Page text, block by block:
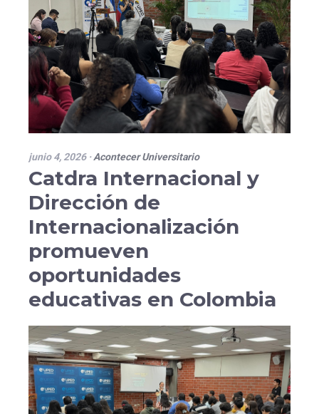
junio 4, 2026·Acontecer Universitario
Catdra Internacional y
Dirección de
Internacionalización
promueven
oportunidades
educativas en Colombia